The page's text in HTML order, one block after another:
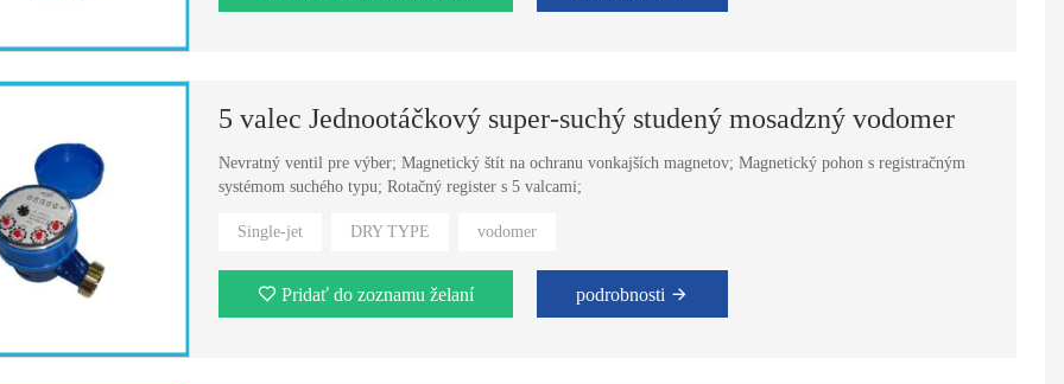
Ekonomická multi jet suchý typ vodomeru (ITRON modelu) Objemový ultrazvukový vodomer
5 valec Jednootáčkový super-suchý studený mosadzný vodomer
Nevratný ventil pre výber; Magnetický štít na ochranu vonkajších magnetov; Magnetický pohon s registračným
systémom suchého typu; Rotačný register s 5 valcami;
Single-jet DRY TYPE vodomer
Pridať do zoznamu želaní podrobnosti